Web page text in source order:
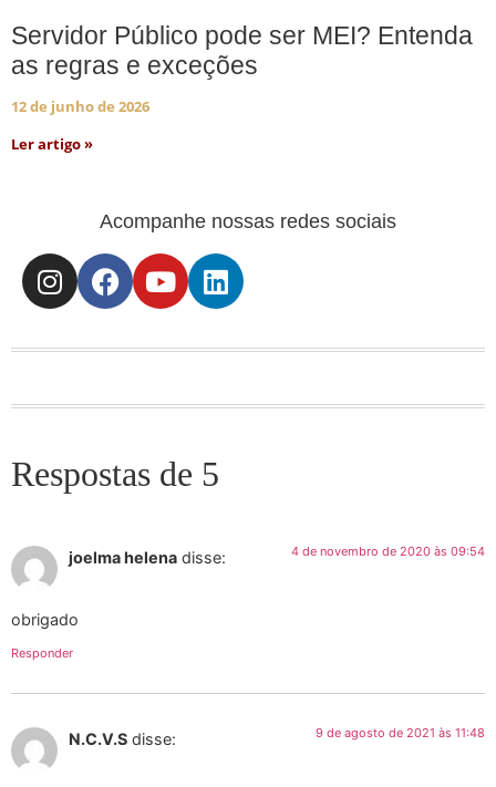
Servidor Público pode ser MEI? Entenda
as regras e exceções
12 de junho de 2026
Ler artigo »
Acompanhe nossas redes sociais
Respostas de 5
joelma helena disse: 4 de novembro de 2020 às 09:54
obrigado
Responder
N.C.V.S disse: 9 de agosto de 2021 às 11:48